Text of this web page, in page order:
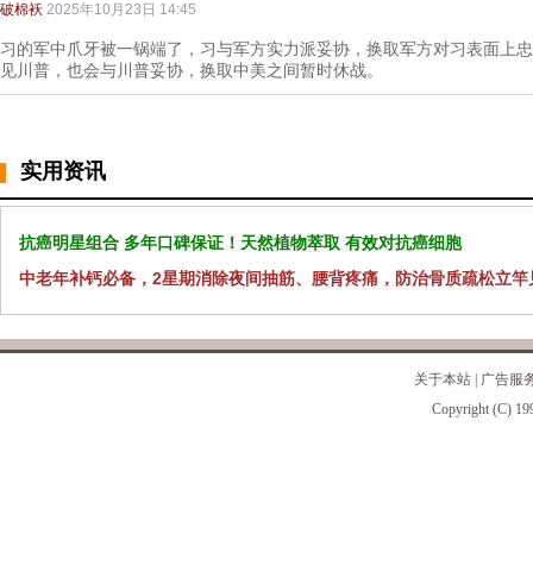
破棉袄 2025年10月23日 14:45
习的军中爪牙被一锅端了，习与军方实力派妥协，换取军方对习表面上
见川普，也会与川普妥协，换取中美之间暂时休战。
实用资讯
抗癌明星组合 多年口碑保证！天然植物萃取 有效对抗癌细胞
中老年补钙必备，2星期消除夜间抽筋、腰背疼痛，防治骨质疏松立竿
关于本站
广告服
Copyright (C)